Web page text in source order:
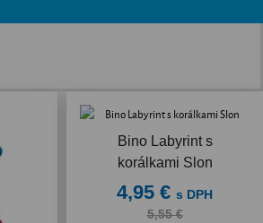
Bino Labyrint s
korálkami Slon
4,95 € s DPH
5,55 €